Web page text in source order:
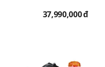
37,990,000đ